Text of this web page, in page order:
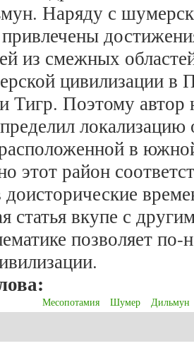
Наряду с
из смежных
цивилизации в
Тигр. Поэтому автор
в
этот район
статья вкупе с
позволяет по-
Месопотамия Шумер Дильмун